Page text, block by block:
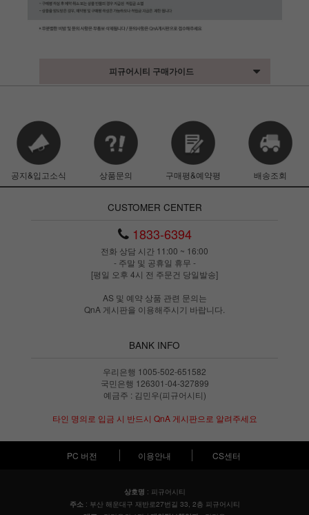
피규어시티 구매가이드
공지&입고소식 상품문의 구매평&예약평 배송조회
CUSTOMER CENTER
1833-6394
전화 상담 시간 11:00 ~ 16:00
- 주말 및 공휴일 휴무 -
[평일 오후 4시 전 주문건 당일발송]
AS 및 예약 상품 관련 문의는
QnA 게시판을 이용해주시기 바랍니다.
BANK INFO
우리은행 1005-502-651582
국민은행 126301-04-327899
예금주 : 김민우(피규어시티)
타인 명의로 입금 시 반드시 QnA 게시판으로 알려주세요
PC 버전 이용안내 CS센터
상호명 : 피규어시티
주소: 부산 해운대구 재반로27번길 33, 2층 피규어시티